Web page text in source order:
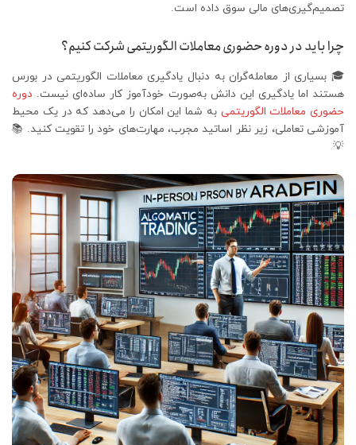
تصمیم‌گیری‌های مالی سوق داده است.
چرا باید در دوره حضوری معاملات الگوریتمی شرکت کنیم؟
🎓 بسیاری از معامله‌گران به دنبال یادگیری معاملات الگوریتمی در بورس
هستند اما یادگیری این دانش به‌صورت خودآموز کار ساده‌ای نیست. دوره
حضوری معاملات الگوریتمی به شما این امکان را می‌دهد که در یک محیط
آموزشی تعاملی، زیر نظر اساتید مجرب، مهارت‌های خود را تقویت کنید. 📚
💡